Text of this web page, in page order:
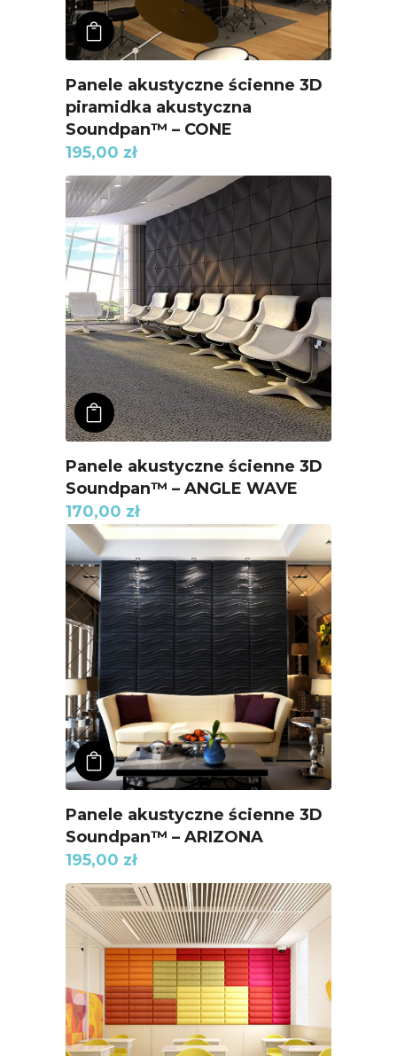
ADD TO KOSZYK
Panele akustyczne ścienne 3D
piramidka akustyczna
Soundpan™ – CONE
195,00 zł
ADD TO KOSZYK
Panele akustyczne ścienne 3D
Soundpan™ – ANGLE WAVE
170,00 zł
ADD TO KOSZYK
Panele akustyczne ścienne 3D
Soundpan™ – ARIZONA
195,00 zł